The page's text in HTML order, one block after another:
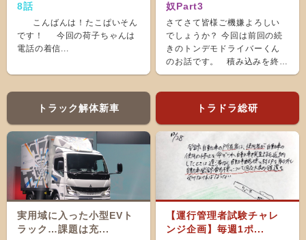
8話
こんばんは！たこぱいそん
です！ 今回の荷子ちゃんは
電話の着信...
奴Part3
さてさて皆様ご機嫌よろしい
でしょうか？ 今回は前回の続
きのトンデモドライバーくん
のお話です。 積み込みを終
え、ホッと...
トラック解体新車
実用域に入った小型EVト
ラック…課題は充...
トラドラ総研
【運行管理者試験チャレ
ンジ企画】毎週1ポ...